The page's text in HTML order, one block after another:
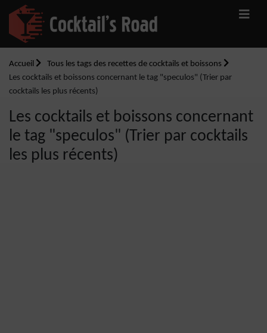
Accueil
Tous les tags des recettes de cocktails et boissons
Les cocktails et boissons concernant le tag "speculos" (Trier par
cocktails les plus récents)
Les cocktails et boissons concernant
le tag "speculos" (Trier par cocktails
les plus récents)